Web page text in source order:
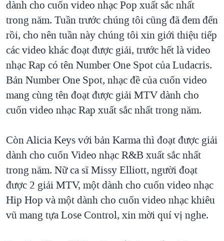
dành cho cuốn video nhạc Pop xuất sắc nhất
trong năm. Tuần trước chúng tôi cũng đã đem đến
rồi, cho nên tuần này chúng tôi xin giới thiệu tiếp
các video khác đoạt được giải, trước hết là video
nhạc Rap có tên Number One Spot của Ludacris.
Bản Number One Spot, nhạc đề của cuốn video
mang cùng tên đoạt được giải MTV dành cho
cuốn video nhạc Rap xuất sắc nhất trong năm.
Còn Alicia Keys với bản Karma thì đoạt được giải
dành cho cuốn Video nhạc R&B xuất sắc nhất
trong năm. Nữ ca sĩ Missy Elliott, người đoạt
được 2 giải MTV, một dành cho cuốn video nhạc
Hip Hop và một dành cho cuốn video nhạc khiêu
vũ mang tựa Lose Control, xin mời quí vị nghe.